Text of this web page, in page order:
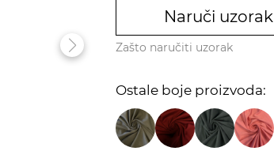
Naruči uzorak
Zašto naručiti uzorak
Ostale boje proizvoda: